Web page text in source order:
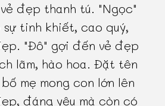
đẹp thanh tú. "Ngọc"
tinh khiết, cao quý,
"Đô" gợi đến vẻ đẹp
lãm, hào hoa. Đặt tên
mẹ mong con lớn lên
đáng yêu mà còn có